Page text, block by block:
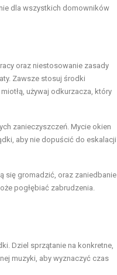
dla wszystkich domowników
oraz niestosowanie zasady
Zawsze stosuj środki
używaj odkurzacza, który
zanieczyszczeń. Mycie okien
aby nie dopuścić do eskalacji
się gromadzić, oraz zaniedbanie
pogłębiać zabrudzenia.
Dziel sprzątanie na konkretne,
muzyki, aby wyznaczyć czas